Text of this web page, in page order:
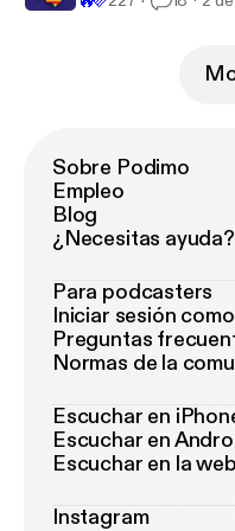
Sobre Podimo
Empleo
Blog
¿Necesitas ayuda?
Para podcasters
Iniciar sesión
Preguntas
Normas de la
Escuchar en
Escuchar en
Escuchar en la web
Instagram